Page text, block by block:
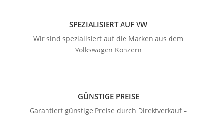
SPEZIALISIERT AUF VW
Wir sind spezialisiert auf die Marken aus dem
Volkswagen Konzern
GÜNSTIGE PREISE
Garantiert günstige Preise durch Direktverkauf –